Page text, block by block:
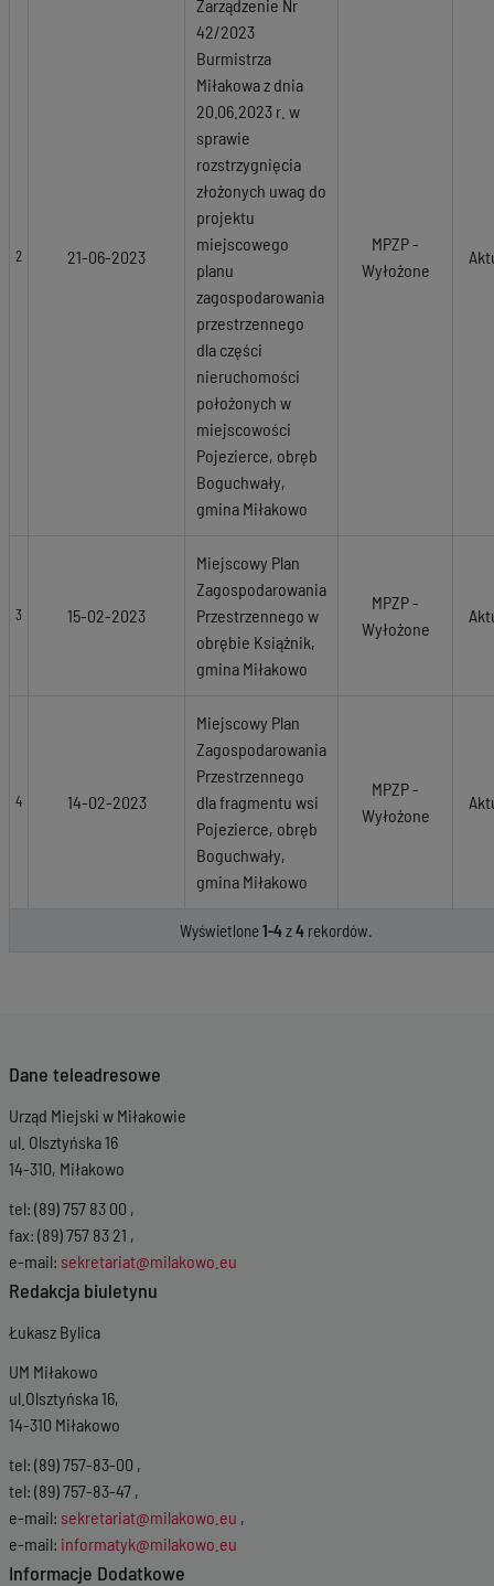
2 21-06-2023
Zarządzenie Nr
42/2023
Burmistrza
Miłakowa z dnia
20.06.2023 r. w
sprawie
rozstrzygnięcia
złożonych uwag do
projektu
miejscowego
planu
zagospodarowania
przestrzennego
dla części
nieruchomości
położonych w
miejscowości
Pojezierce, obręb
Boguchwały,
gmina Miłakowo
MPZP -
Wyłożone
3 15-02-2023
Miejscowy Plan
Zagospodarowania
Przestrzennego w
obrębie Książnik,
gmina Miłakowo
MPZP -
Wyłożone
4 14-02-2023
Miejscowy Plan
Zagospodarowania
Przestrzennego
dla fragmentu wsi
Pojezierce, obręb
Boguchwały,
gmina Miłakowo
MPZP -
Wyłożone
Wyświetlone1-4z4 rekordów.
Dane teleadresowe
Urząd Miejski w Miłakowie
ul. Olsztyńska 16
14-310, Miłakowo
tel: (89) 757 83 00 ,
fax: (89) 757 83 21 ,
e-mail: sekretariat@milakowo.eu
Redakcja biuletynu
Łukasz Bylica
UM Miłakowo
ul.Olsztyńska 16,
14-310 Miłakowo
tel: (89) 757-83-00 ,
tel: (89) 757-83-47 ,
e-mail: sekretariat@milakowo.eu ,
e-mail: informatyk@milakowo.eu
Informacje Dodatkowe